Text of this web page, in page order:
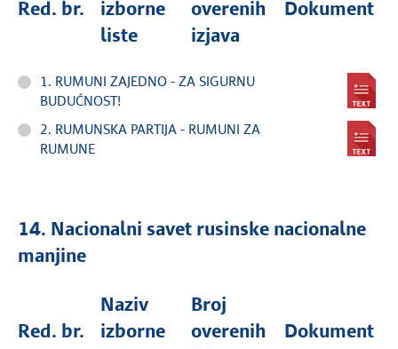
Red. br.
izborne
liste
overenih
izjava
Dokument
1. RUMUNI ZAJEDNO - ZA SIGURNU
BUDUĆNOST!
2. RUMUNSKA PARTIJA - RUMUNI ZA
RUMUNE
14. Nacionalni savet rusinske nacionalne
manjine
Red. br.
Naziv
izborne
Broj
overenih
Dokument